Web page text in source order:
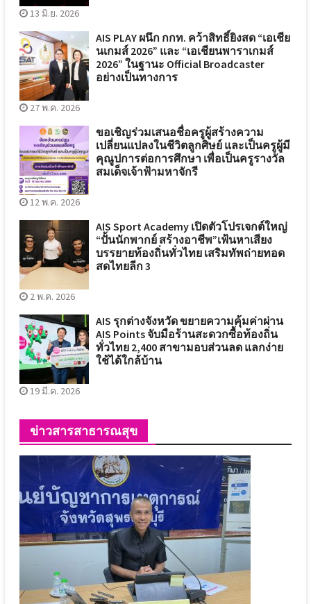
13 มิ.ย. 2026
AIS PLAY ผนึก กกท. คว้าสิทธิ์ยิงสด “เอเชีย
นเกมส์ 2026” และ “เอเชียนพาราเกมส์
2026” ในฐานะ Official Broadcaster
อย่างเป็นทางการ
27 พ.ค. 2026
ขอเชิญร่วมเสนอชื่อครูผู้สร้างความ
เปลี่ยนแปลงในชีวิตลูกศิษย์ และเป็นครูผู้มี
คุณูปการต่อการศึกษา เพื่อเป็นครูรางวัล
สมเด็จเจ้าฟ้ามหาจักรี
12 พ.ค. 2026
AIS Sport Academy เปิดตัวโปรเจกต์ใหญ่
“ปั้นนักพากย์ สร้างอาชีพ”เฟ้นหาเสียง
บรรยายท้องถิ่นทั่วไทย เสริมทัพถ่ายทอด
สดไทยลีก 3
2 พ.ค. 2026
AIS รุกต่างจังหวัด ขยายความคุ้มค่าผ่าน
AIS Points จับมือร้านสะดวกซื้อท้องถิ่น
ทั่วไทย 2,400 สาขามอบส่วนลด แลกง่าย
ใช้ได้ใกล้บ้าน
19 มี.ค. 2026
ข่าวสารสาธารณสุข